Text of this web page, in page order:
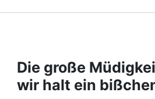
Projects
People
Die große
wir halt ein